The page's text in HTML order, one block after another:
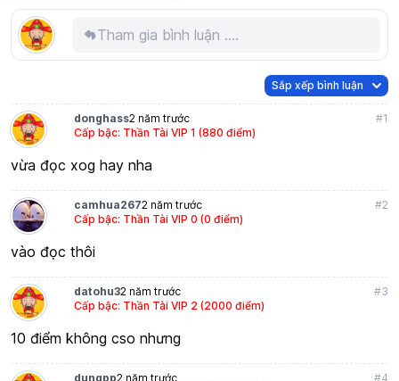
Tham gia bình luận ....
Sắp xếp bình luận
donghass2 năm trước
Cấp bậc: Thần Tài VIP 1 (880 điểm)
#1
vừa đọc xog hay nha
camhua2672 năm trước
Cấp bậc: Thần Tài VIP 0 (0 điểm)
#2
vào đọc thôi
datohu32 năm trước
Cấp bậc: Thần Tài VIP 2 (2000 điểm)
#3
10 điểm không cso nhưng
dungpp2 năm trước
#4